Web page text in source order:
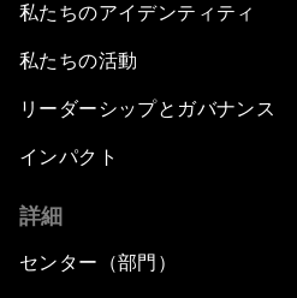
私たちのアイデンティティ
私たちの活動
リーダーシップとガバナンス
インパクト
詳細
センター（部門）